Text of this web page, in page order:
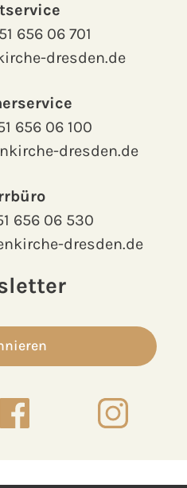
656 06 701
dresden.de
656 06 100
dresden.de
656 06 530
dresden.de